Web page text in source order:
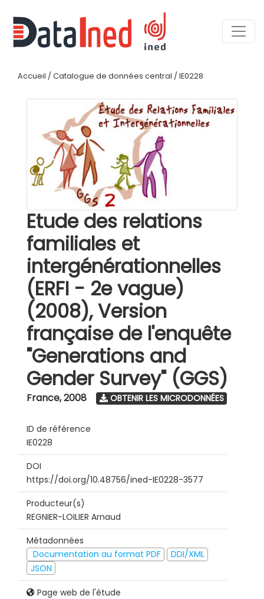
Accueil / Catalogue de données central / IE0228
Etude des relations
familiales et
intergénérationnelles
(ERFI - 2e vague)
(2008), Version
française de l'enquête
"Generations and
Gender Survey" (GGS)
France,2008 OBTENIR LES MICRODONNÉES
ID de référence
IE0228
DOI
https://doi.org/10.48756/ined-IE0228-3577
Producteur(s)
REGNIER-LOILIER Arnaud
Métadonnées
Documentation au format PDF
DDI/XML
JSON
Page web de l'étude